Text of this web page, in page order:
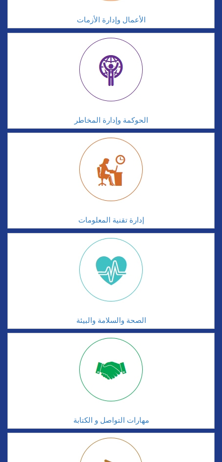
الأعمال وإدارة الأزمات
الحوكمة وإدارة المخاطر
إدارة تقنية المعلومات
الصحة والسلامة والبيئة
مهارات التواصل و الكتابة